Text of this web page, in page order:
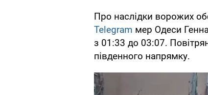
Про наслідки ворожих
Telegram мер Одеси
з 01:33 до 03:07.
південного напрямку.